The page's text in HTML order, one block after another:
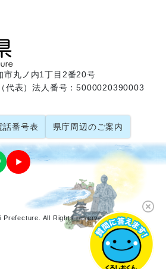
市丸ノ内1丁目2番20号
代表）法人番号：5000020390003
話番号表 県庁周辺のご案内
Prefecture. All Rights reserved.